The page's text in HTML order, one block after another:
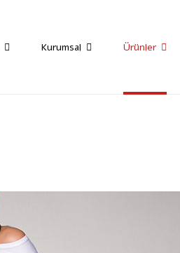
Kurumsal Ürünler